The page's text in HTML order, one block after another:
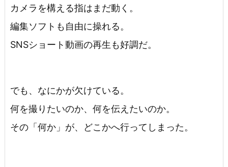
カメラを構える指はまだ動く。
編集ソフトも自由に操れる。
SNSショート動画の再生も好調だ。
でも、なにかが欠けている。
何を撮りたいのか、何を伝えたいのか。
その「何か」が、どこかへ行ってしまった。